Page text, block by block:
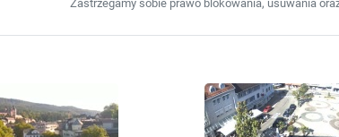
Zastrzegamy sobie prawo blokowania, usuwania